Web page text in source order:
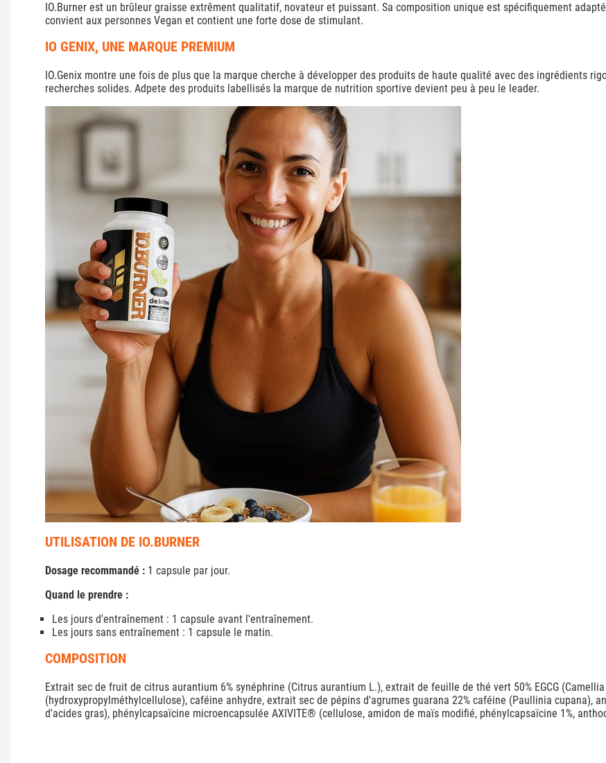
IO.Burner est un brûleur graisse extrêment qualitatif, novateur et puissant. Sa composition unique est spécifiquement
convient aux personnes Vegan et contient une forte dose de stimulant.
IO GENIX, UNE MARQUE PREMIUM
IO.Genix montre une fois de plus que la marque cherche à développer des produits de haute qualité avec des ingrédients
recherches solides. Adpete des produits labellisés la marque de nutrition sportive devient peu à peu le leader.
UTILISATION DE IO.BURNER
Dosage recommandé : 1 capsule par jour.
Quand le prendre :
Les jours d'entraînement : 1 capsule avant l'entraînement.
Les jours sans entraînement : 1 capsule le matin.
COMPOSITION
Extrait sec de fruit de citrus aurantium 6% synéphrine (Citrus aurantium L.), extrait de feuille de thé vert 50% EGCG
(hydroxypropylméthylcellulose), caféine anhydre, extrait sec de pépins d'agrumes guarana 22% caféine (Paullinia cupana),
d'acides gras), phénylcapsaïcine microencapsulée AXIVITE® (cellulose, amidon de maïs modifié, phénylcapsaïcine 1%,